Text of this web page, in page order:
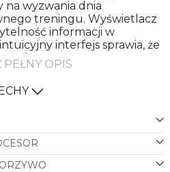
wyzwania dnia
treningu. Wyświetlacz
informacji w
interfejs sprawia, że
i treningu.
i pomiar poziomu stresu
planowanie aktywności.
spersonalizowane
wydolności oraz
w aplikacji
PEŁNY OPIS